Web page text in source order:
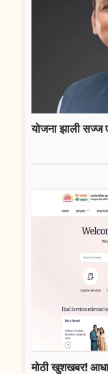
योजना झाली सज्ज
मोठी खुशखबर!